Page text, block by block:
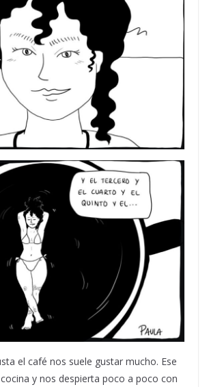
el café nos suele gustar mucho. Ese
y nos despierta poco a poco con